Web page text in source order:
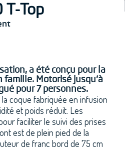
T-Top
a été conçu pour la
famille. Motorisé jusqu’à
pour 7 personnes.
coque fabriquée en infusion
et poids réduit. Les
faciliter le suivi des prises
est de plein pied de la
de franc bord de 75 cm